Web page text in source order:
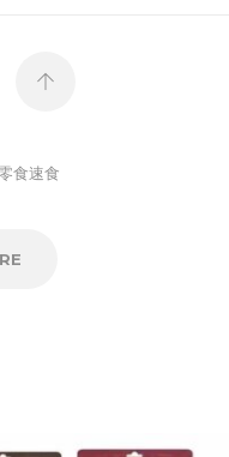
食速食